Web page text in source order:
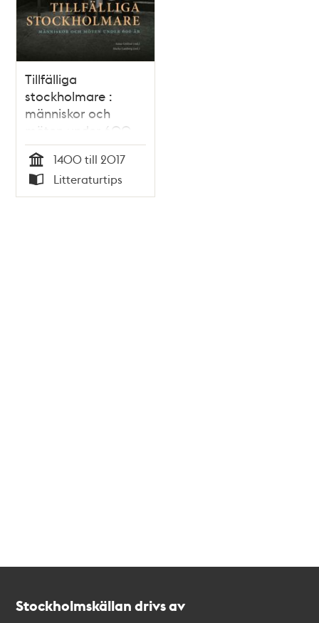
Tillfälliga
stockholmare :
människor och
möten under 600
år
Tid
1400 till 2017
Typ
Litteraturtips
Stockholmskällan drivs av